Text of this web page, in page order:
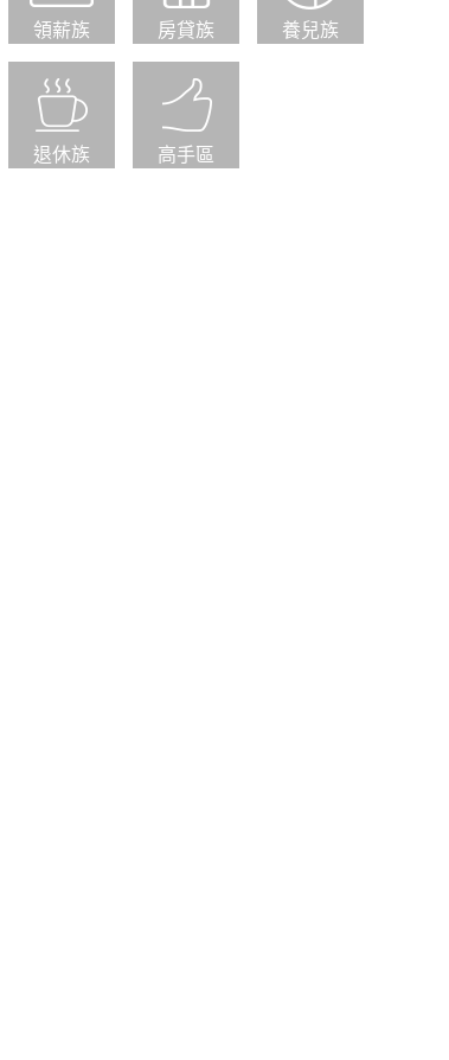
領薪族 房貸族 養兒族
退休族 高手區